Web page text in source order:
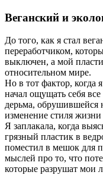
Веганский и
До того, как я стал
переработчиком,
выключен, а мой
относительном мире.
Но в тот фактор, когда
начал ощущать себя
дерьма, обрушившейся
изменение стиля
Я заплакала, когда
грязный пластик в
поместил в мешок для
мыслей про то, что
которые разрушат мои